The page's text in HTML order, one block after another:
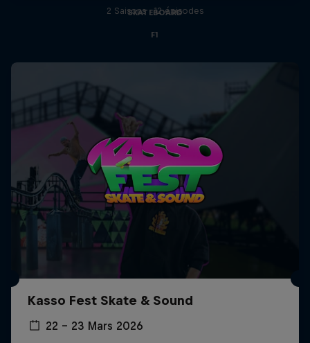
SKATEBOARD
2 Saisons · 12 épisodes
F1
Kasso Fest Skate & Sound
22 – 23 Mars 2026